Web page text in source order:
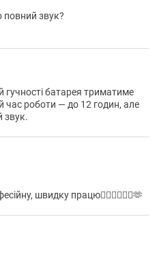
звук?
батарея триматиме
час роботи — до 12 годин, але
звук.
швидку працю👍🏼👍🏼👍🏼🫶